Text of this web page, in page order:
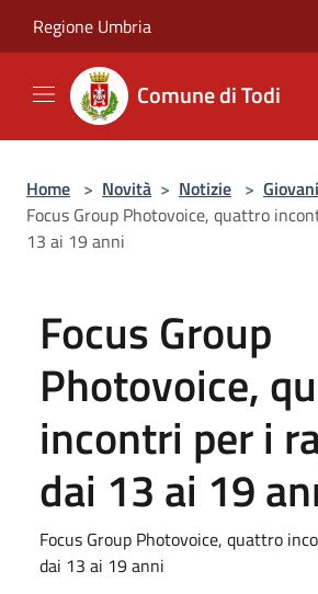
Regione Umbria
Comune di Todi
Home > Novità > Notizie > Giovani
Focus Group Photovoice, quattro
13 ai 19 anni
Focus Group
Photovoice,
incontri per i
dai 13 ai 19
Focus Group Photovoice, quattro
dai 13 ai 19 anni